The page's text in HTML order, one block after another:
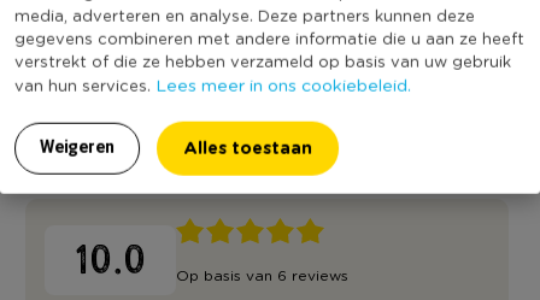
media, adverteren en analyse. Deze partners kunnen deze
gegevens combineren met andere informatie die u aan ze heeft
verstrekt of die ze hebben verzameld op basis van uw gebruik
van hun services. Lees meer in ons cookiebeleid.
Weigeren Alles toestaan
Reviews
10.0 Op basis van 6 reviews